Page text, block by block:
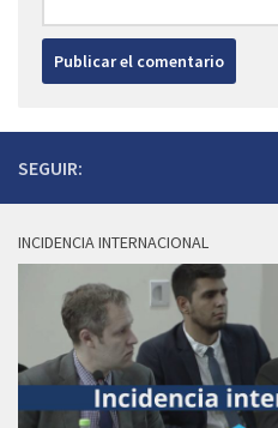
SEGUIR:
INCIDENCIA INTERNACIONAL